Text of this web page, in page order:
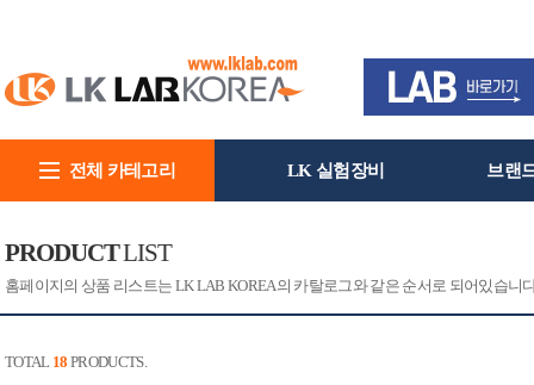
전체 카테고리 LK 실험장비 브랜
PRODUCTLIST
홈페이지의 상품 리스트는 LK LAB KOREA의 카탈로그와 같은 순서로 되어있습
TOTAL 18 PRODUCTS.